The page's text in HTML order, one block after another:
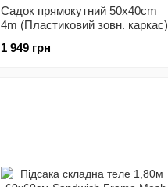
Садок прямокутний 50x40cm
4m (Пластиковий зовн. каркас)
1 949 грн